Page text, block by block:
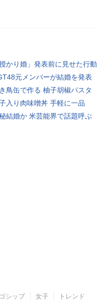
授かり婚」発表前に見せた行動
元メンバーが結婚を発表
鳥缶で作る 柚子胡椒パスタ
入り肉味噌丼 手軽に一品
結婚か 米芸能界で話題呼ぶ
ゴシップ 女子 トレンド